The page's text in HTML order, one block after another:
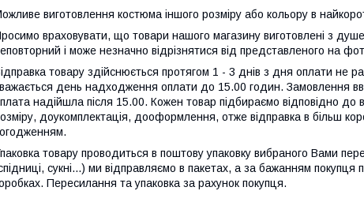
виготовлення костюма іншого розміру або кольору в
враховувати, що товари нашого магазину виготовлені з
і може незначно відрізнятися від представленого на
товару здійснюється протягом 1 - 3 днів з дня оплати не
день надходження оплати до 15.00 годин. Замовлення
надійшла після 15.00. Кожен товар підбираємо відповідно
доукомплектація, дооформлення, отже відправка в більш
товару проводиться в поштову упаковку вибраного Вами
сукні...) ми відправляємо в пакетах, а за бажанням
Пересилання та упаковка за рахунок покупця.